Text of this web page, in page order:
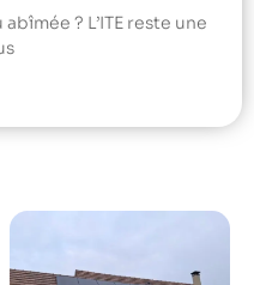
? L’ITE reste une